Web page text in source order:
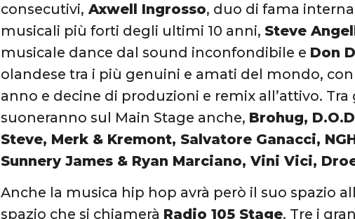
consecutivi, Axwell Ingrosso, duo di fama
musicali più forti degli ultimi 10 anni, Steve
musicale dance dal sound inconfondibile e Don
olandese tra i più genuini e amati del mondo,
anno e decine di produzioni e remix all’attivo.
suoneranno sul Main Stage anche, Brohug,
Steve, Merk & Kremont, Salvatore Ganacci,
Sunnery James & Ryan Marciano, Vini Vici,
Anche la musica hip hop avrà però il suo spazio
spazio che si chiamerà Radio 105 Stage. Tre i